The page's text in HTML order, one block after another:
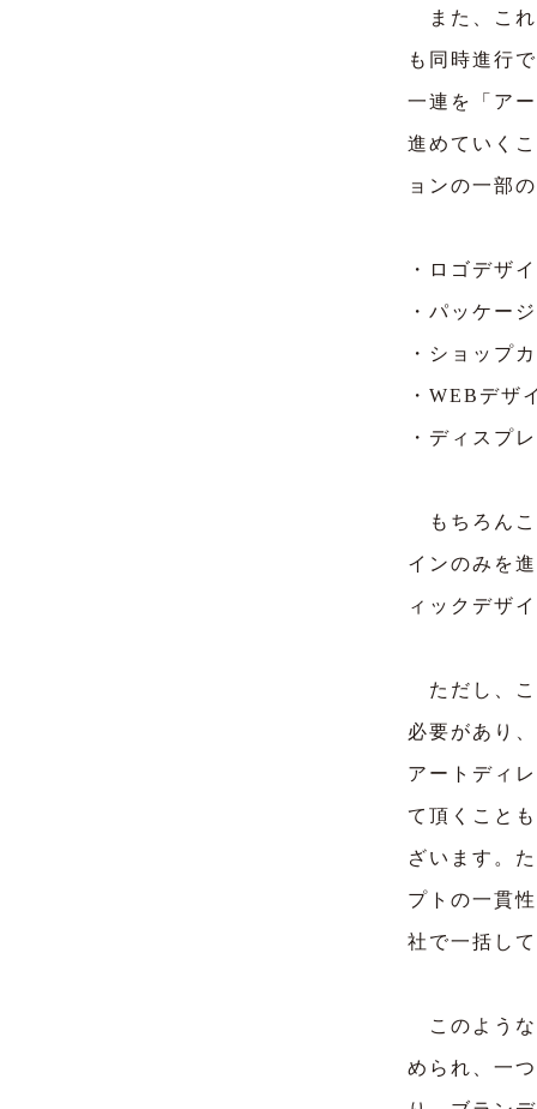
また、これ
も同時進行
一連を「ア
進めていく
ョンの一部
・ロゴデザ
・パッケー
・ショップ
・WEBデザ
・ディスプ
もちろんこ
インのみを
ィックデザ
ただし、こ
必要があり
アートディ
て頂くこと
ざいます。
プトの一貫
社で一括し
このような
められ、一